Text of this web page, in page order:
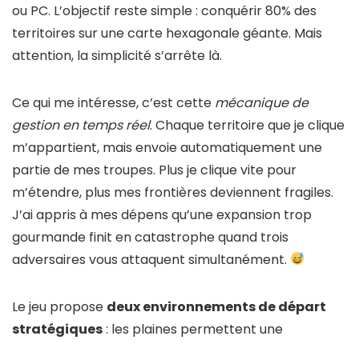
ou PC. L’objectif reste simple : conquérir 80% des
territoires sur une carte hexagonale géante. Mais
attention, la simplicité s’arrête là.
Ce qui me intéresse, c’est cette mécanique de
gestion en temps réel. Chaque territoire que je clique
m’appartient, mais envoie automatiquement une
partie de mes troupes. Plus je clique vite pour
m’étendre, plus mes frontières deviennent fragiles.
J’ai appris à mes dépens qu’une expansion trop
gourmande finit en catastrophe quand trois
adversaires vous attaquent simultanément.
Le jeu propose deux environnements de départ
stratégiques: les plaines permettent une